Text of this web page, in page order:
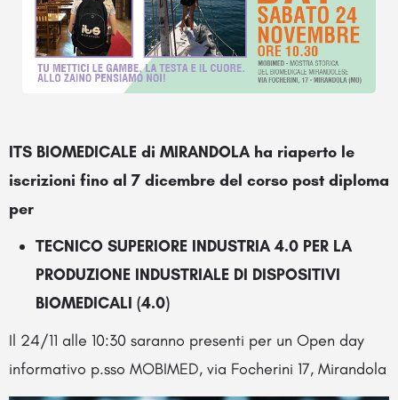
ITS BIOMEDICALE di MIRANDOLA ha riaperto le
iscrizioni fino al 7 dicembre del corso post diploma
per
TECNICO SUPERIORE INDUSTRIA 4.0 PER LA
PRODUZIONE INDUSTRIALE DI DISPOSITIVI
BIOMEDICALI (4.0)
Il 24/11 alle 10:30 saranno presenti per un Open day
informativo p.sso MOBIMED, via Focherini 17, Mirandola